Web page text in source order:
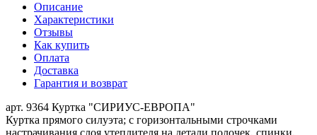
Описание
Характеристики
Отзывы
Как купить
Оплата
Доставка
Гарантия и возврат
арт. 9364 Куртка "СИРИУС-ЕВРОПА"
Куртка прямого силуэта; с горизонтальными строчками